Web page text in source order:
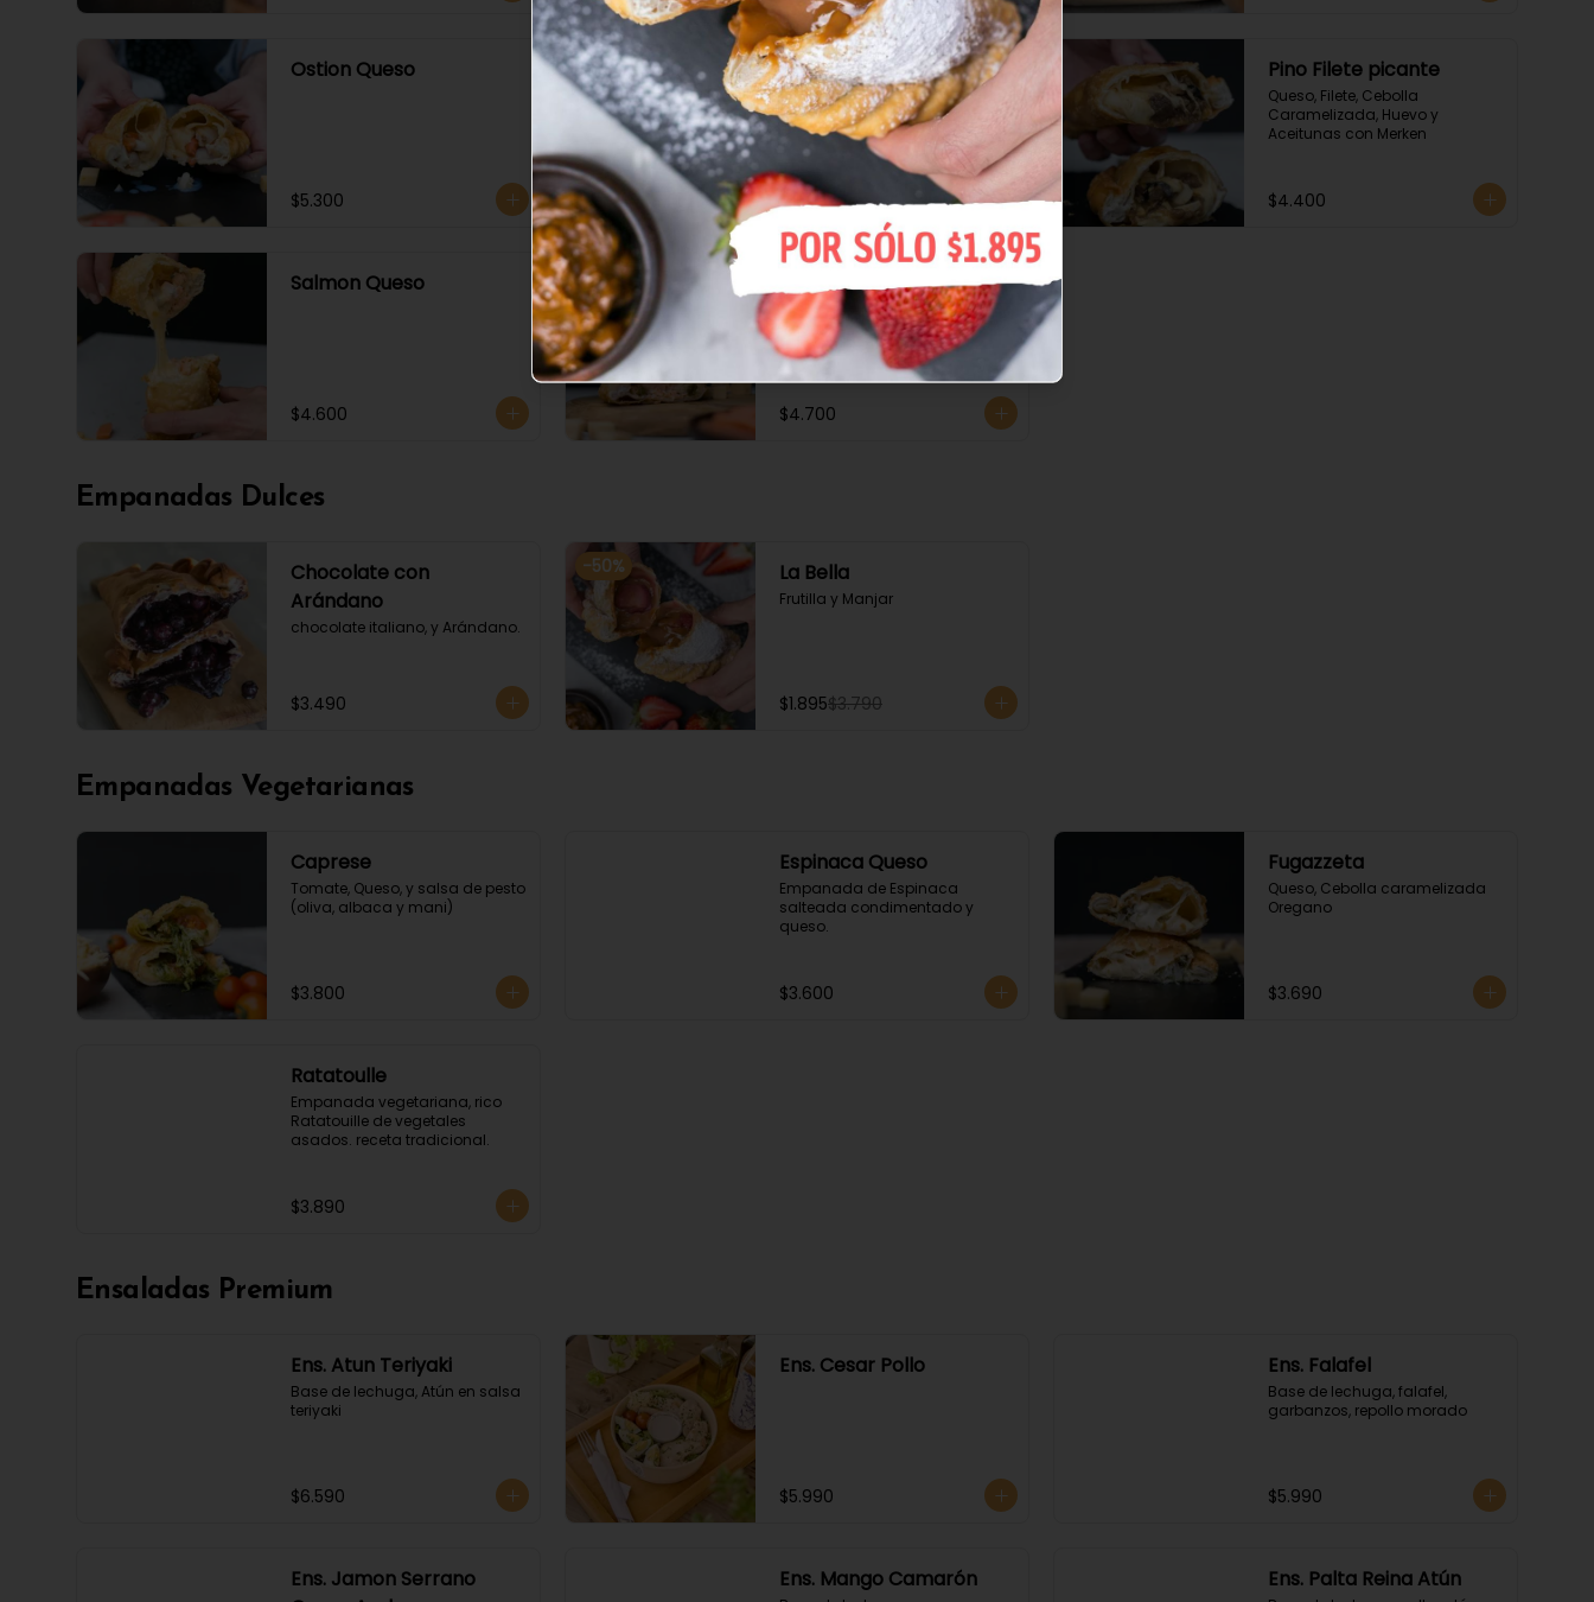
Ostion Queso
$5.300
Pino Filete Queso
Queso, Filete, Cebolla
Caramelizada, Huevo y
Aceitunas.
$4.400
Pino Filete picante
Queso, Filete, Cebolla
Caramelizada, Huevo y
Aceitunas con Merken
$4.400
Salmon Queso
$4.600
Salmón Ahumado c/
Alcaparras y queso
Salmón Ahumado c/
alcaparras y queso
$4.700
Empanadas Dulces
Chocolate con
Arándano
chocolate italiano, y Arándano.
$3.490
-50% La Bella
Frutilla y Manjar
$1.895$3.790
Empanadas Vegetarianas
Caprese
Tomate, Queso, y salsa de pesto
(oliva, albaca y mani)
$3.800
Espinaca Queso
Empanada de Espinaca
salteada condimentado y
queso.
$3.600
Fugazzeta
Queso, Cebolla caramelizada
Oregano
$3.690
Ratatoulle
Empanada vegetariana, rico
Ratatouille de vegetales
asados. receta tradicional.
$3.890
Ensaladas Premium
Ens. Atun Teriyaki
Base de lechuga, Atún en salsa
teriyaki
$6.590
Ens. Cesar Pollo
$5.990
Ens. Falafel
Base de lechuga, falafel,
garbanzos, repollo morado
$5.990
Ens. Jamon Serrano
Ens. Mango Camarón Ens. Palta Reina Atún